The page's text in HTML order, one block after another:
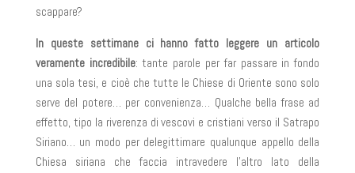
scappare?
In queste settimane ci hanno fatto leggere un articolo
veramente incredibile: tante parole per far passare in fondo
una sola tesi, e cioè che tutte le Chiese di Oriente sono solo
serve del potere… per convenienza… Qualche bella frase ad
effetto, tipo la riverenza di vescovi e cristiani verso il Satrapo
Siriano… un modo per delegittimare qualunque appello della
Chiesa siriana che faccia intravedere l’altro lato della